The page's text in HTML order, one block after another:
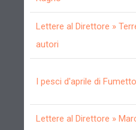
Lettere al Direttore »
autori
I pesci d'aprile di
Lettere al Direttore »